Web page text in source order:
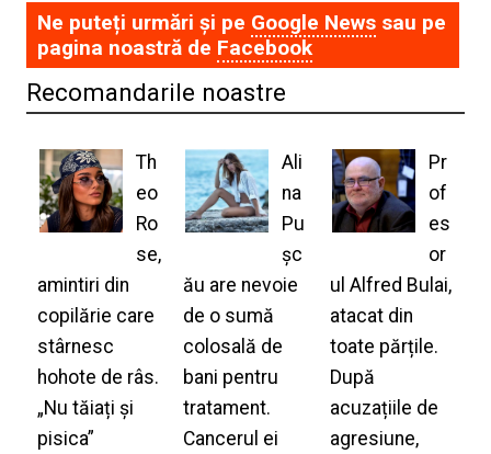
Ne puteți urmări și pe Google Newssau pe
pagina noastră de Facebook
Recomandarile noastre
Th
eo
Ro
se,
amintiri din
copilărie care
stârnesc
hohote de râs.
„Nu tăiați și
pisica”
Ali
na
Pu
șc
ău are nevoie
de o sumă
colosală de
bani pentru
tratament.
Cancerul ei
Pr
of
es
or
ul Alfred Bulai,
atacat din
toate părțile.
După
acuzațiile de
agresiune,